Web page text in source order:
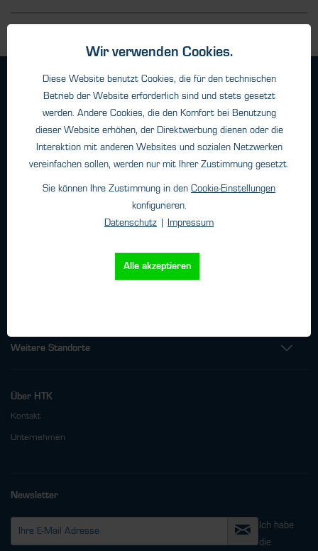
Geschäftsbedingungen
Datenschutz
Impressum
Telefon: +49 (0)40 - 600 38 38 - 0
Fax: +49 (0)40 - 600 38 38 - 99
Weitere Standorte
Über HTK
Kontakt
Unternehmen
Newsletter
Ich habe
die
Wir verwenden Cookies.
Diese Website benutzt Cookies, die für den technischen
Betrieb der Website erforderlich sind und stets gesetzt
werden. Andere Cookies, die den Komfort bei Benutzung
dieser Website erhöhen, der Direktwerbung dienen oder die
Interaktion mit anderen Websites und sozialen Netzwerken
vereinfachen sollen, werden nur mit Ihrer Zustimmung gesetzt.
Sie können Ihre Zustimmung in den Cookie-Einstellungen
konfigurieren.
Datenschutz
Impressum
Alle akzeptieren